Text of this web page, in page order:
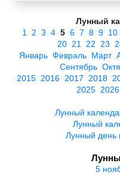
Лунный
1
2 3 4 5 6 7 8 9 10
20 21 22 23
Январь Февраль Март
Сентябрь
2015 2016 2017 2018
2025 2026
Лунный
Лунный
Лунный день
5